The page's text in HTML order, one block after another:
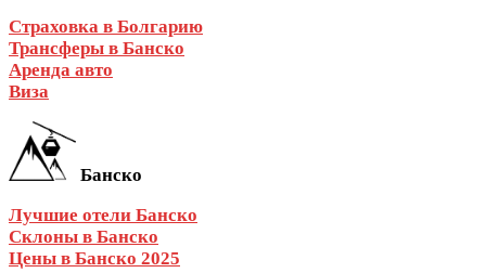
Страховка в Болгарию
Трансферы в Банско
Аренда авто
Виза
Банско
Лучшие отели Банско
Склоны в Банско
Цены в Банско 2025